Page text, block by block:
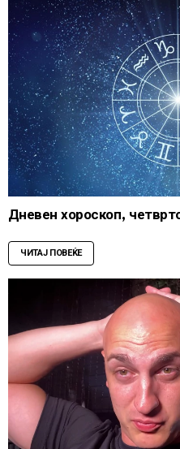
Дневен хороскоп,
ЧИТАЈ ПОВЕЌЕ